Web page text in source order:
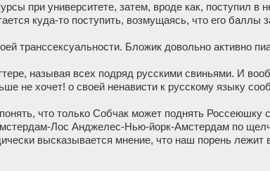
при университете, затем, вроде как, поступил в
куда-то поступить, возмущаясь, что его баллы
транссексуальности. Бложик довольно активно
называя всех подряд русскими свиньями. И
не хочет! о своей ненависти к русскому языку
что только Собчак может поднять Россеюшку с
Лос Анджелес-Нью-йорк-Амстердам по
высказывается мнение, что наш порень лежит